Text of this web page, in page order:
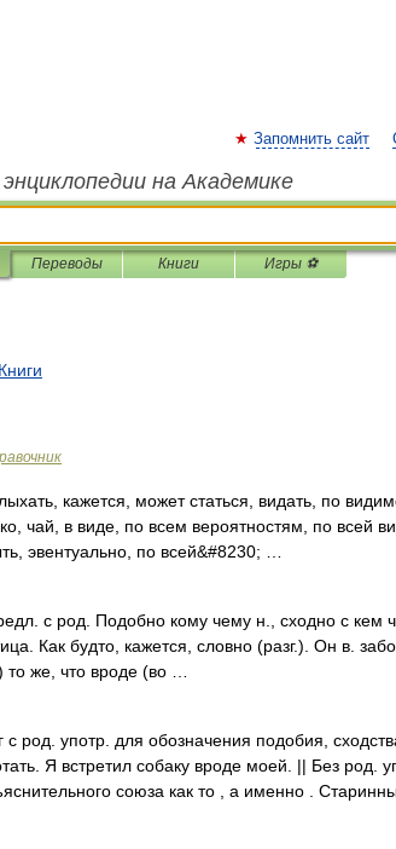
Запомнить сайт
на Академике
Переводы Книги Игры ⚽
Книги
кажется, может статься, видать, по
чай, в виде, по всем вероятностям, по всей
эвентуально, по всей&#8230; …
с род. Подобно кому чему н., сходно с кем
Как будто, кажется, словно (разг.). Он в.
то же, что вроде (во …
род. употр. для обозначения подобия,
Я встретил собаку вроде моей. || Без род.
союза как то , а именно .